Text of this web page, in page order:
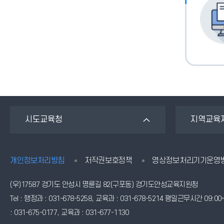
시도교육청 지역교육
개인정보처리방침 저작권보호정책 영상정보처리기기운영
(우)17587 경기도 안성시 명륜길 82(구포동) 경기도안성교육지원청
Tel : 행정과 : 031-678-5258, 교육과 : 031-678-5214 평일근무시간
: 031-675-0177, 교육과 : 031-677-1130